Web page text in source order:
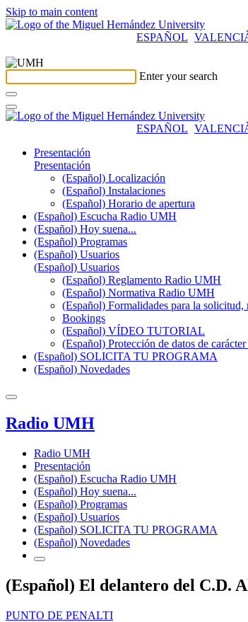
Skip to main content
ESPAÑOL
Enter your search
ESPAÑOL
Presentación
Presentación
(Español) Localización
(Español) Instalaciones
(Español) Horario de apertura
(Español) Escucha Radio UMH
(Español) Hoy suena...
(Español) Programas
(Español) Usuarios
(Español) Usuarios
(Español) Reglamento Radio UMH
(Español) Normativa Radio UMH
(Español) Formalidades para la
Bookings
(Español) VÍDEO TUTORIAL
(Español) Protección de datos de
(Español) SOLICITA TU PROGRAMA
(Español) Novedades
Radio UMH
Radio UMH
Presentación
(Español) Escucha Radio UMH
(Español) Hoy suena...
(Español) Programas
(Español) Usuarios
(Español) SOLICITA TU PROGRAMA
(Español) Novedades
(Español) El delantero del C.D.
PUNTO DE PENALTI